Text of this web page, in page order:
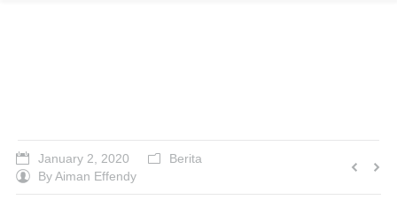
January 2, 2020
Berita
ByAiman Effendy